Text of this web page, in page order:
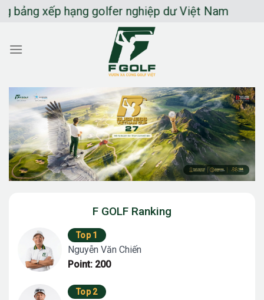
Chuyển
dung
xếp hạng golfer nghiệp dư Việt Nam
F GOLF Ranking
Top 1
Nguyễn Văn Chiến
Point: 200
Top 2